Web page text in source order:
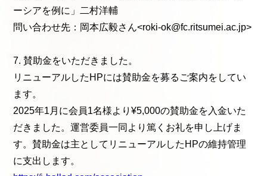
ーシアを例に」二村洋輔
問い合わせ先：岡本広毅さん<roki-ok@fc.ritsumei.ac.jp>
7. 賛助金をいただきました。
リニューアルしたHPには賛助金を募るご案内をしてい
ます。
2025年1月に会員1名様より¥5,000の賛助金を入金いた
だきました。運営委員一同より篤くお礼を申し上げま
す。賛助金は主としてリニューアルしたHPの維持管理
に支出します。